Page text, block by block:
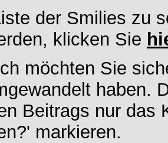
der Smilies zu
klicken Sie
möchten Sie
haben.
Beitrags nur das
markieren.